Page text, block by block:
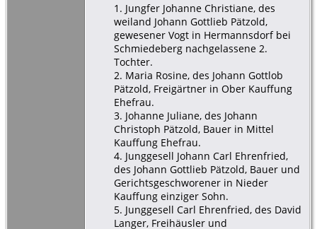
1. Jungfer Johanne Christiane, des
weiland Johann Gottlieb Pätzold,
gewesener Vogt in Hermannsdorf bei
Schmiedeberg nachgelassene 2.
Tochter.
2. Maria Rosine, des Johann Gottlob
Pätzold, Freigärtner in Ober Kauffung
Ehefrau.
3. Johanne Juliane, des Johann
Christoph Pätzold, Bauer in Mittel
Kauffung Ehefrau.
4. Junggesell Johann Carl Ehrenfried,
des Johann Gottlieb Pätzold, Bauer und
Gerichtsgeschworener in Nieder
Kauffung einziger Sohn.
5. Junggesell Carl Ehrenfried, des David
Langer, Freihäusler und